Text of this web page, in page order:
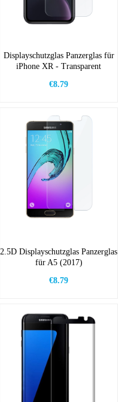
Displayschutzglas Panzerglas für
iPhone XR - Transparent
€8.79
2.5D Displayschutzglas Panzerglas
für A5 (2017)
€8.79